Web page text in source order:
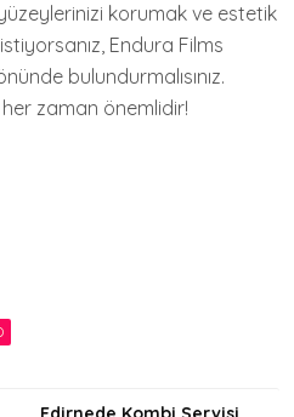
korumak ve estetik
Endura Films
bulundurmalısınız.
zaman önemlidir!